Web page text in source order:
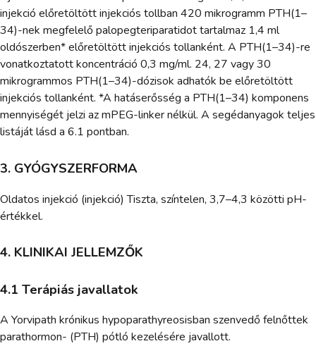
injekció előretöltött injekciós tollban 420 mikrogramm PTH(1–
34)-nek megfelelő palopegteriparatidot tartalmaz 1,4 ml
oldószerben* előretöltött injekciós tollanként. A PTH(1–34)-re
vonatkoztatott koncentráció 0,3 mg/ml. 24, 27 vagy 30
mikrogrammos PTH(1–34)-dózisok adhatók be előretöltött
injekciós tollanként. *A hatáserősség a PTH(1–34) komponens
mennyiségét jelzi az mPEG-linker nélkül. A segédanyagok teljes
listáját lásd a 6.1 pontban.
3. GYÓGYSZERFORMA
Oldatos injekció (injekció) Tiszta, színtelen, 3,7–4,3 közötti pH-
értékkel.
4. KLINIKAI JELLEMZŐK
4.1 Terápiás javallatok
A Yorvipath krónikus hypoparathyreosisban szenvedő felnőttek
parathormon- (PTH) pótló kezelésére javallott.